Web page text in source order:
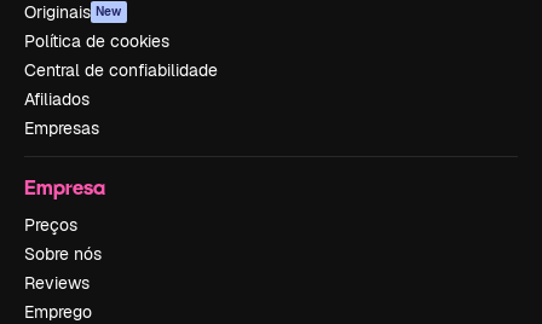
Originais New
Política de cookies
Central de confiabilidade
Afiliados
Empresas
Empresa
Preços
Sobre nós
Reviews
Emprego